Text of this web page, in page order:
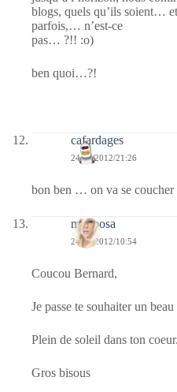
blogs, quels qu’ils soient…
parfois,… n’est-ce
pas… ?!! :o)
ben quoi…?!
cafardages
24/06/2012/21:26
bon ben … on va se
mariposa
24/06/2012/10:54
Coucou Bernard,
Je passe te souhaiter un
Plein de soleil dans ton coeur.
Gros bisous